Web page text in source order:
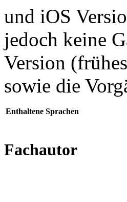
und iOS
jedoch keine
Version
sowie die
Enthaltene Sprachen
Fachautor